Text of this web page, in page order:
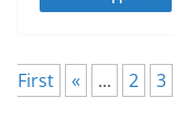
First
« ... 2 3